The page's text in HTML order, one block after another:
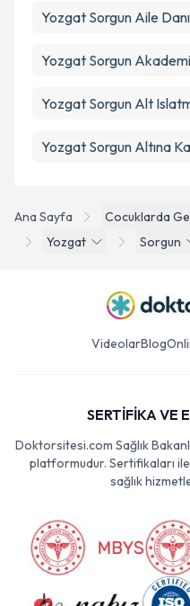
Ana Sayfa
Cocuklarda
Yozgat
Sorgun
Yozgat Sorgun Aile
Yozgat Sorgun
Yozgat Sorgun Alt
Yozgat Sorgun Altına
VideolarBlog
SERTİFİKA VE
Doktorsitesi.com Sağlık
platformudur. Sertifikaları
sağlık